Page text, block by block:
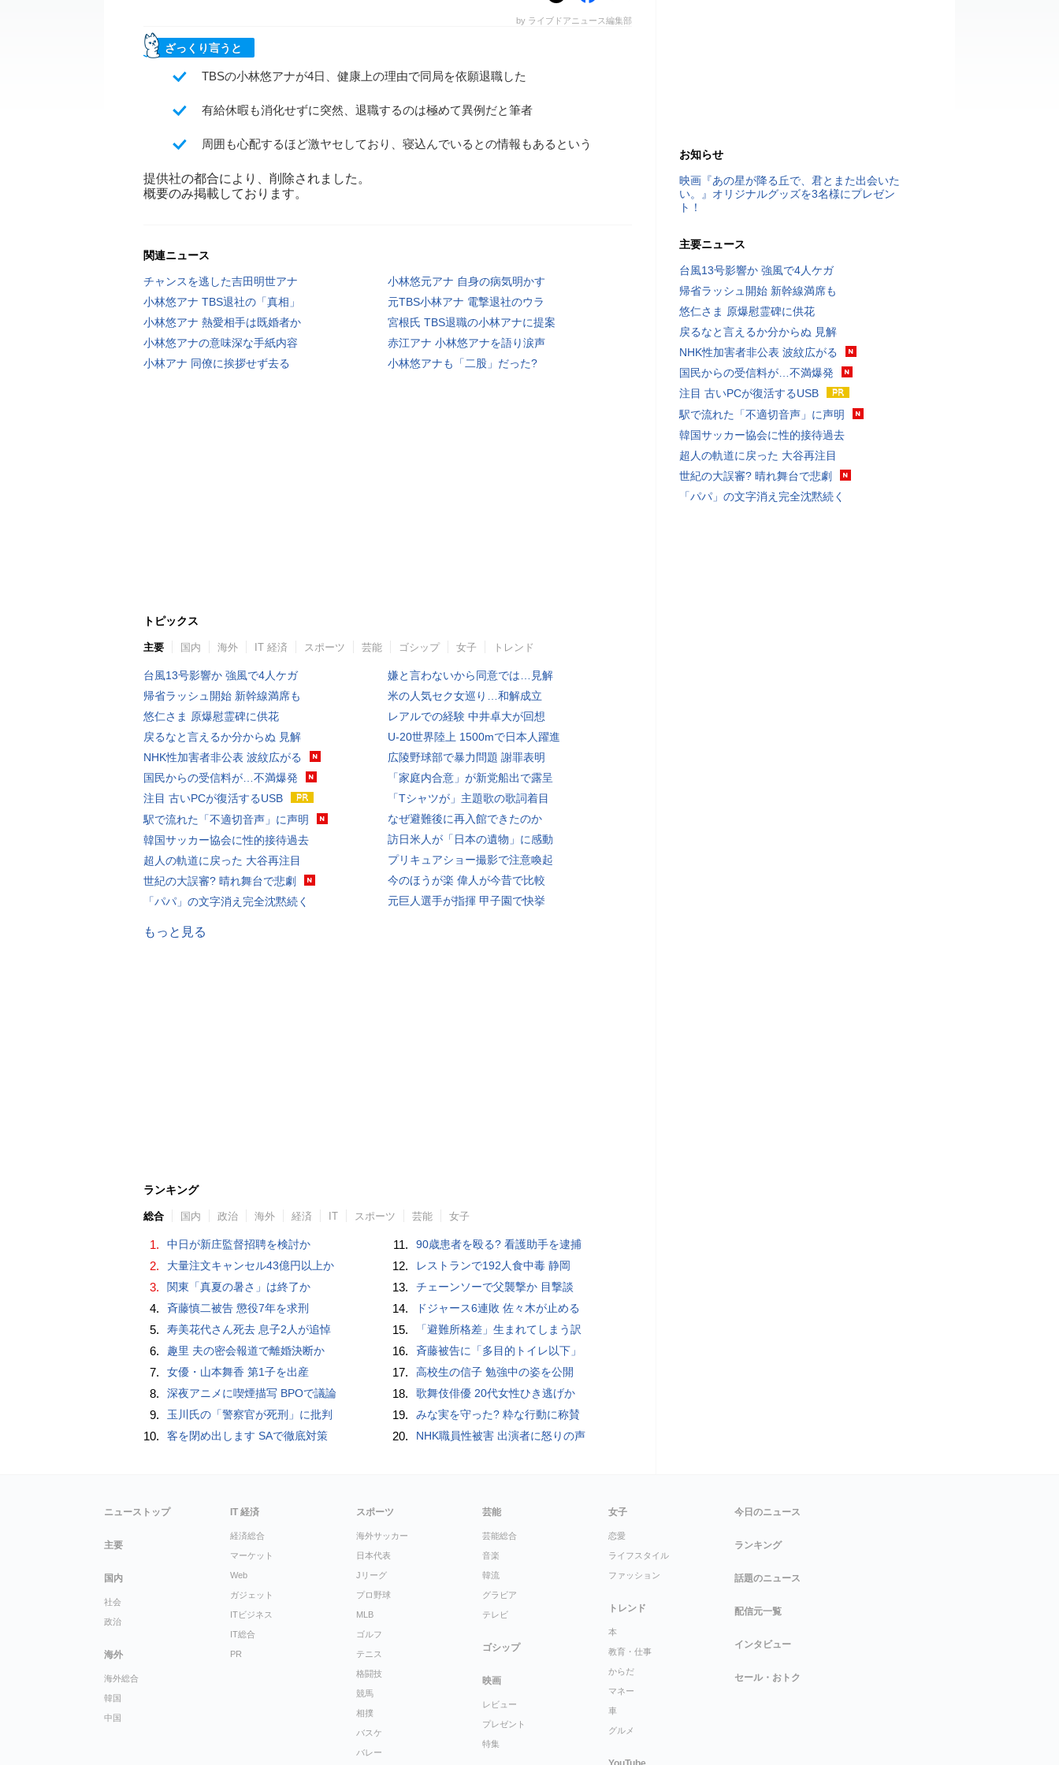
by ライブドアニュース編集部
ざっくり言うと
TBSの小林悠アナが4日、健康上の理由で同局を依願退職した
有給休暇も消化せずに突然、退職するのは極めて異例だと筆者
周囲も心配するほど激ヤセしており、寝込んでいるとの情報もあるという
提供社の都合により、削除されました。
概要のみ掲載しております。
関連ニュース
チャンスを逃した吉田明世アナ
小林悠元アナ 自身の病気明かす
小林悠アナ TBS退社の「真相」
元TBS小林アナ 電撃退社のウラ
小林悠アナ 熱愛相手は既婚者か
宮根氏 TBS退職の小林アナに提案
小林悠アナの意味深な手紙内容
赤江アナ 小林悠アナを語り涙声
小林アナ 同僚に挨拶せず去る
小林悠アナも「二股」だった?
トピックス
主要 国内 海外 IT 経済 スポーツ 芸能 ゴシップ 女子 トレンド
台風13号影響か 強風で4人ケガ
帰省ラッシュ開始 新幹線満席も
悠仁さま 原爆慰霊碑に供花
戻るなと言えるか分からぬ 見解
NHK性加害者非公表 波紋広がる
国民からの受信料が…不満爆発
注目 古いPCが復活するUSB
駅で流れた「不適切音声」に声明
韓国サッカー協会に性的接待過去
超人の軌道に戻った 大谷再注目
世紀の大誤審? 晴れ舞台で悲劇
「パパ」の文字消え完全沈黙続く
嫌と言わないから同意では…見解
米の人気セク女巡り…和解成立
レアルでの経験 中井卓大が回想
U-20世界陸上 1500mで日本人躍進
広陵野球部で暴力問題 謝罪表明
「家庭内合意」が新党船出で露呈
「Tシャツが」主題歌の歌詞着目
なぜ避難後に再入館できたのか
訪日米人が「日本の遺物」に感動
プリキュアショー撮影で注意喚起
今のほうが楽 偉人が今昔で比較
元巨人選手が指揮 甲子園で快挙
もっと見る
ランキング
総合 国内 政治 海外 経済 IT スポーツ 芸能 女子
1. 中日が新庄監督招聘を検討か
2. 大量注文キャンセル43億円以上か
3. 関東「真夏の暑さ」は終了か
4. 斉藤慎二被告 懲役7年を求刑
5. 寿美花代さん死去 息子2人が追悼
6. 趣里 夫の密会報道で離婚決断か
7. 女優・山本舞香 第1子を出産
8. 深夜アニメに喫煙描写 BPOで議論
9. 玉川氏の「警察官が死刑」に批判
10. 客を閉め出します SAで徹底対策
11. 90歳患者を殴る? 看護助手を逮捕
12. レストランで192人食中毒 静岡
13. チェーンソーで父襲撃か 目撃談
14. ドジャース6連敗 佐々木が止める
15. 「避難所格差」生まれてしまう訳
16. 斉藤被告に「多目的トイレ以下」
17. 高校生の信子 勉強中の姿を公開
18. 歌舞伎俳優 20代女性ひき逃げか
19. みな実を守った? 粋な行動に称賛
20. NHK職員性被害 出演者に怒りの声
お知らせ
映画『あの星が降る丘で、君とまた出会いた
い。』オリジナルグッズを3名様にプレゼン
ト！
主要ニュース
台風13号影響か 強風で4人ケガ
帰省ラッシュ開始 新幹線満席も
悠仁さま 原爆慰霊碑に供花
戻るなと言えるか分からぬ 見解
NHK性加害者非公表 波紋広がる
国民からの受信料が…不満爆発
注目 古いPCが復活するUSB
駅で流れた「不適切音声」に声明
韓国サッカー協会に性的接待過去
超人の軌道に戻った 大谷再注目
世紀の大誤審? 晴れ舞台で悲劇
「パパ」の文字消え完全沈黙続く
ニューストップ
主要
国内
社会
政治
海外
海外総合
韓国
中国
IT 経済
経済総合
マーケット
Web
ガジェット
ITビジネス
IT総合
PR
スポーツ
海外サッカー
日本代表
Jリーグ
プロ野球
MLB
ゴルフ
テニス
格闘技
競馬
相撲
バスケ
バレー
芸能
芸能総合
音楽
韓流
グラビア
テレビ
ゴシップ
映画
レビュー
プレゼント
特集
女子
恋愛
ライフスタイル
ファッション
トレンド
本
教育・仕事
からだ
マネー
車
グルメ
今日のニュース
ランキング
話題のニュース
配信元一覧
インタビュー
セール・おトク